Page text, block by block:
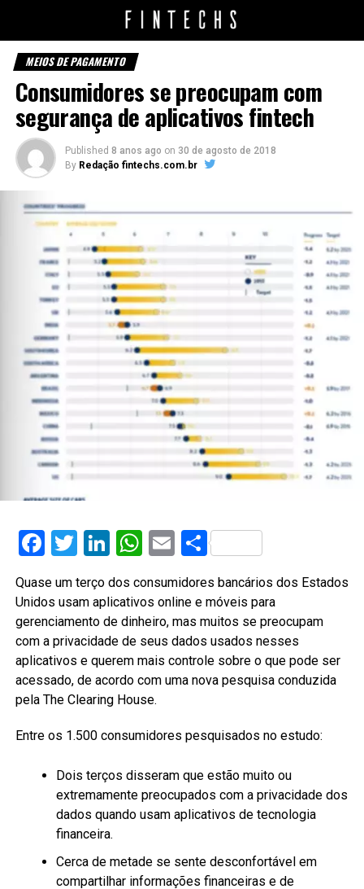
MEIOS DE PAGAMENTO
Consumidores se preocupam com
segurança de aplicativos fintech
Published 8 anos ago on 30 de agosto de 2018
By Redação fintechs.com.br
Facebook
Twitter
LinkedIn
WhatsApp
EmailShare
Quase um terço dos consumidores bancários dos Estados
Unidos usam aplicativos online e móveis para
gerenciamento de dinheiro, mas muitos se preocupam
com a privacidade de seus dados usados ​​nesses
aplicativos e querem mais controle sobre o que pode ser
acessado, de acordo com uma nova pesquisa conduzida
pela The Clearing House.
Entre os 1.500 consumidores pesquisados ​​no estudo:
Dois terços disseram que estão muito ou
extremamente preocupados com a privacidade dos
dados quando usam aplicativos de tecnologia
financeira.
Cerca de metade se sente desconfortável em
compartilhar informações financeiras e de